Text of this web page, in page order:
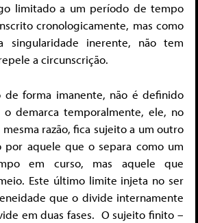
limitado a um período de tempo
cronologicamente, mas como
singularidade inerente, não tem
a circunscrição.
de forma imanente, não é definido
demarca temporalmente, ele, no
razão, fica sujeito a um outro
aquele que o separa como um
em curso, mas aquele que
Este último limite injeta no ser
que o divide internamente
em duas fases. O sujeito finito –